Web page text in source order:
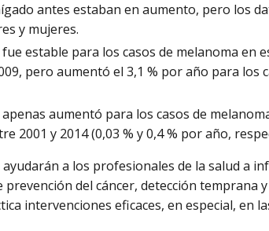
antes estaban en aumento, pero los
y mujeres.
estable para los casos de melanoma en
pero aumentó el 3,1 % por año para los
aumentó para los casos de
2001 y 2014 (0,03 % y 0,4 % por año,
a los profesionales de la salud a
prevención del cáncer, detección temprana
intervenciones eficaces, en especial, en